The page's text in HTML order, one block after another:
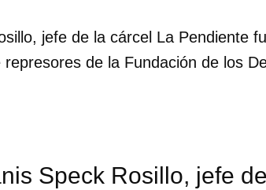
jefe de la cárcel La Pendiente
de la Fundación de los
Speck Rosillo, jefe